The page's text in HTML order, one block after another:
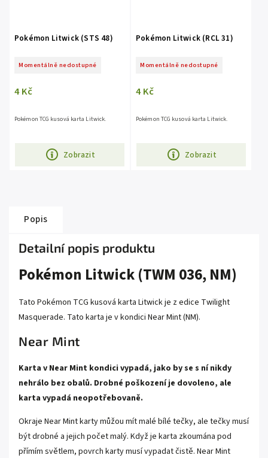
Pokémon Litwick (STS 48)
Momentálně nedostupné
4 Kč
Zobrazit
Pokémon TCG kusová karta Litwick.
Pokémon Litwick (RCL 31)
Momentálně nedostupné
4 Kč
Zobrazit
Pokémon TCG kusová karta Litwick.
Popis
Detailní popis produktu
Pokémon Litwick (TWM 036, NM)
Tato Pokémon TCG kusová karta Litwick je z edice Twilight
Masquerade. Tato karta je v kondici Near Mint (NM).
Near Mint
Karta v Near Mint kondici vypadá, jako by se s ní nikdy
nehrálo bez obalů. Drobné poškození je dovoleno, ale
karta vypadá neopotřebovaně.
Okraje Near Mint karty můžou mít malé bílé tečky, ale tečky musí
být drobné a jejich počet malý. Když je karta zkoumána pod
přímím světlem, povrch karty musí vypadat čistě. Near Mint